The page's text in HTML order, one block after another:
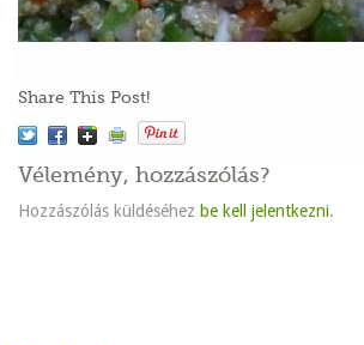
Share This Post!
Vélemény, hozzászólás?
Hozzászólás küldéséhez be kell jelentkezni.